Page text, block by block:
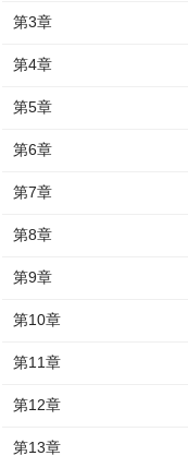
第3章
第4章
第5章
第6章
第7章
第8章
第9章
第10章
第11章
第12章
第13章